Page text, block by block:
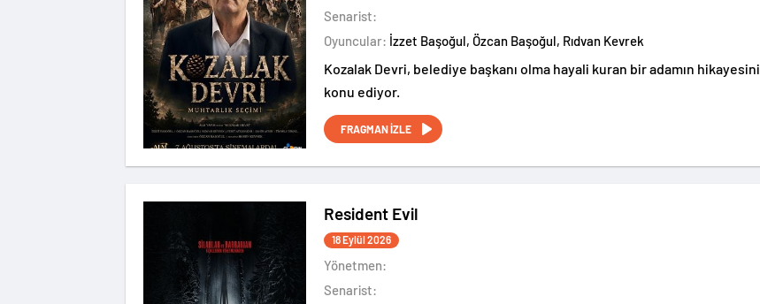
Senarist:
Oyuncular:
İzzet Başoğul, Özcan Başoğul, Rıdvan Kevrek
Kozalak Devri, belediye başkanı olma hayali kuran bir adamın hikayesini
konu ediyor.
FRAGMAN İZLE
Resident Evil
18 Eylül 2026
Yönetmen:
Senarist: